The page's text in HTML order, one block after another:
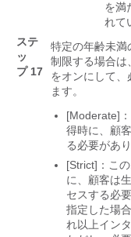
を満
れて
ステ
ッ
プ 17
特定の年齢未満
制限する場合は
をオンにして、
ます。
[Moderate]
得時に、顧
る必要があり
[Strict]：こ
に、顧客は
セスする必
指定した場
れ以上イン